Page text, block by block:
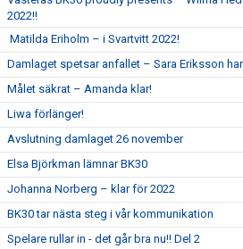
2022!!
Matilda Eriholm – i Svartvitt 2022!
Damlaget spetsar anfallet – Sara Eriksson
Målet säkrat – Amanda klar!
Liwa förlänger!
Avslutning damlaget 26 november
Elsa Björkman lämnar BK30
Johanna Norberg – klar för 2022
BK30 tar nästa steg i vår kommunikation
Spelare rullar in - det går bra nu!! Del 2